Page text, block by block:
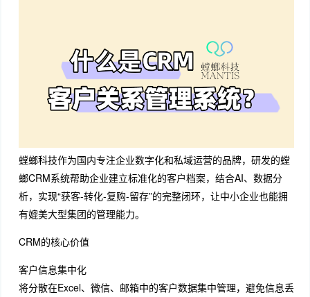
螳螂科技作为国内专注企业数字化和私域运营的品牌，研发的螳
螂CRM系统帮助企业建立标准化的客户档案，结合AI、数据分
析，实现“获客-转化-复购-留存”的完整闭环，让中小企业也能拥
有媲美大型集团的管理能力。
CRM的核心价值
客户信息集中化
将分散在Excel、微信、邮箱中的客户数据集中管理，避免信息丢